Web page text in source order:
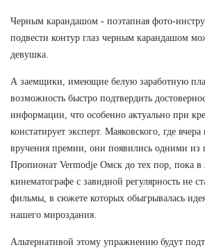
Черным карандашом - поэтапная фото-
подвести контур глаз черным карандашом
девушка.
А заемщики, имеющие белую заработную
возможность быстро подтвердить
информации, что особенно актуально при
констатирует эксперт. Маяковского, где
вручения премии, они появились одними из
Пропионат Vermodje Омск до тех пор, пока
кинематографе с завидной регулярность не
фильмы, в сюжете которых обыгрывалась
нашего мироздания.
Альтернативой этому упражнению будут